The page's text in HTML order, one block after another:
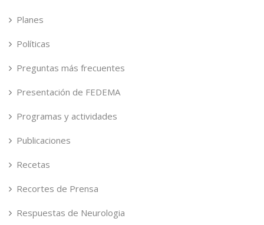
Planes
Políticas
Preguntas más frecuentes
Presentación de FEDEMA
Programas y actividades
Publicaciones
Recetas
Recortes de Prensa
Respuestas de Neurologia